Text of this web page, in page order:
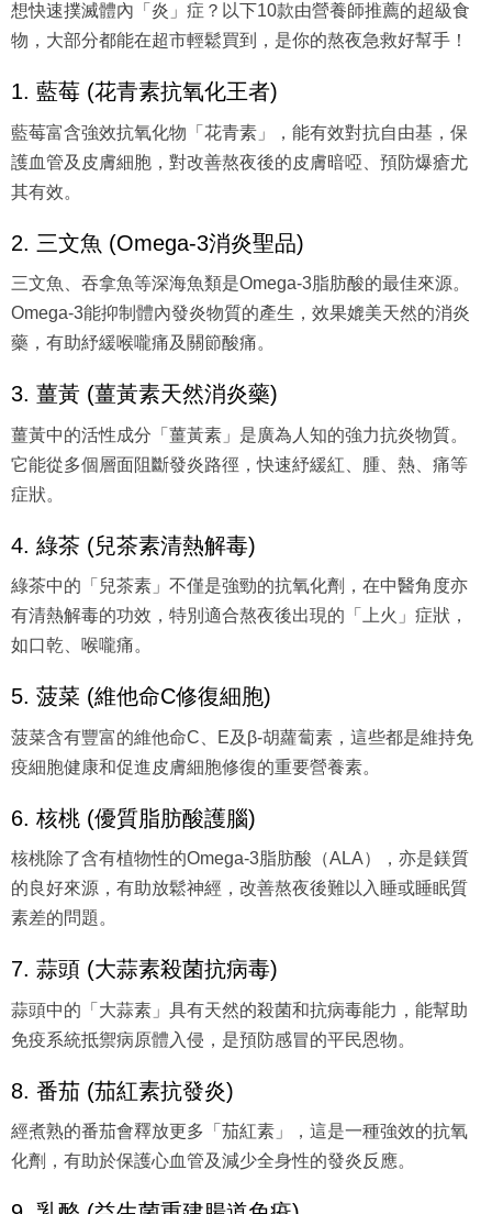
想快速撲滅體內「炎」症？以下10款由營養師推薦的超級食
物，大部分都能在超市輕鬆買到，是你的熬夜急救好幫手！
1. 藍莓 (花青素抗氧化王者)
藍莓富含強效抗氧化物「花青素」，能有效對抗自由基，保
護血管及皮膚細胞，對改善熬夜後的皮膚暗啞、預防爆瘡尤
其有效。
2. 三文魚 (Omega-3消炎聖品)
三文魚、吞拿魚等深海魚類是Omega-3脂肪酸的最佳來源。
Omega-3能抑制體內發炎物質的產生，效果媲美天然的消炎
藥，有助紓緩喉嚨痛及關節酸痛。
3. 薑黃 (薑黃素天然消炎藥)
薑黃中的活性成分「薑黃素」是廣為人知的強力抗炎物質。
它能從多個層面阻斷發炎路徑，快速紓緩紅、腫、熱、痛等
症狀。
4. 綠茶 (兒茶素清熱解毒)
綠茶中的「兒茶素」不僅是強勁的抗氧化劑，在中醫角度亦
有清熱解毒的功效，特別適合熬夜後出現的「上火」症狀，
如口乾、喉嚨痛。
5. 菠菜 (維他命C修復細胞)
菠菜含有豐富的維他命C、E及β-胡蘿蔔素，這些都是維持免
疫細胞健康和促進皮膚細胞修復的重要營養素。
6. 核桃 (優質脂肪酸護腦)
核桃除了含有植物性的Omega-3脂肪酸（ALA），亦是鎂質
的良好來源，有助放鬆神經，改善熬夜後難以入睡或睡眠質
素差的問題。
7. 蒜頭 (大蒜素殺菌抗病毒)
蒜頭中的「大蒜素」具有天然的殺菌和抗病毒能力，能幫助
免疫系統抵禦病原體入侵，是預防感冒的平民恩物。
8. 番茄 (茄紅素抗發炎)
經煮熟的番茄會釋放更多「茄紅素」，這是一種強效的抗氧
化劑，有助於保護心血管及減少全身性的發炎反應。